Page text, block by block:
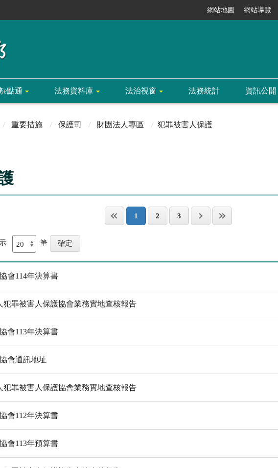
網站地圖 網站導覽
e點通 法務資料庫 法治視窗 法務統計 資訊公開
重要措施 保護司 財團法人專區 犯罪被害人保護
1 2 3
筆
會114年決算書
犯罪被害人保護協會業務實地查核報告
會113年決算書
會通訊地址
犯罪被害人保護協會業務實地查核報告
會112年決算書
會113年預算書